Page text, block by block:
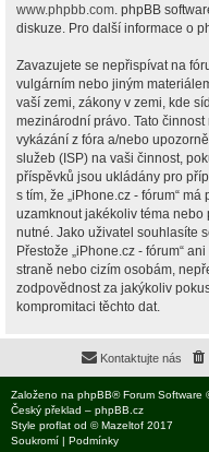
www.phpbb.com. phpBB
diskuze. Pro další informace o
Zavazujete se nepřispívat na
vulgárním nebo jiným
vaší zemi, zákony v zemi, kde
mezinárodní právo. Tato
vykázání z fóra a/nebo
služeb (ISP) na vaši činnost,
příspěvků jsou ukládány pro
s tím, že „iPhone.cz - fórum“
uzamknout jakékoliv téma
nutné. Jako uživatel souhlasíte
Přestože „iPhone.cz - fórum“
straně nebo cizím osobám,
zodpovědnost za jakýkoliv
kompromitaci těchto dat.
Kontaktujte nás
Založeno na phpBB® Forum Software
Český překlad – phpBB.cz
Style proflat od ©Mazeltof 2017
Soukromí | Podmínky